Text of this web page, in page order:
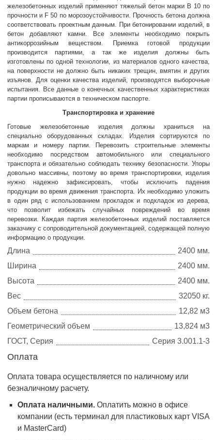
железобетонных изделий применяют тяжелый бетон марки B 10 по
прочности и F 50 по морозоустойчивости. Прочность бетона должна
соответствовать проектным данным. При бетонировании изделий, в
бетон добавляют камни. Все элементы необходимо покрыть
антикоррозийным веществом. Приемка готовой продукции
производится партиями, а так же изделия должны быть
изготовлены по одной технологии, из материалов одного качества,
на поверхности не должно быть никаких трещин, вмятин и других
изъянов. Для оценки качества изделий, производятся выборочные
испытания. Все данные о конечных качественных характеристиках
партии прописываются в техническом паспорте.
Транспортировка и хранение
Готовые железобетонные изделия должны храниться на
специально оборудованных складах. Изделия сортируются по
маркам и номеру партии. Перевозить строительные элементы
необходимо посредством автомобильного или специального
транспорта и обязательно соблюдать технику безопасности. Упоры
довольно массивны, поэтому во время транспортировки, изделия
нужно надежно зафиксировать, чтобы исключить падения
продукции во время движения транспорта. Их необходимо уложить
в один ряд с использованием прокладок и подкладок из дерева,
что позволит избежать случайных повреждений во время
перевозки. Каждая партия железобетонных изделий поставляется
заказчику с сопроводительной документацией, содержащей полную
информацию о продукции.
Длина
2400 мм.
Ширина
2400 мм.
Высота
2400 мм.
Вес
32050 кг.
Объем бетона
12,82 м3
Геометрический объем
13,824 м3
ГОСТ, Серия
Серия 3.001.1-3
Оплата
Оплата товара осуществляется по наличному или
безналичному расчету.
Оплата наличными. Оплатить можно в офисе
компании (есть терминал для пластиковых карт VISA
и MasterCard)